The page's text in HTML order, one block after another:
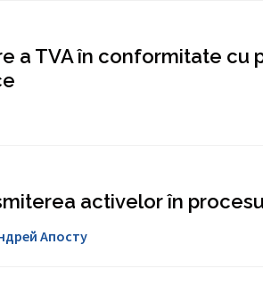
a TVA în conformitate cu
activelor în
Апосту